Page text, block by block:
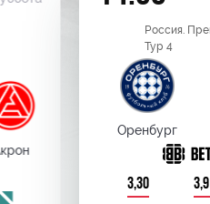
Россия.
Тур 4
Оренбург
3,30